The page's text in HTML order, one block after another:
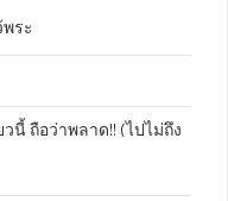
ระ
นี้ ถือว่าพลาด!! (ไปไม่ถึง